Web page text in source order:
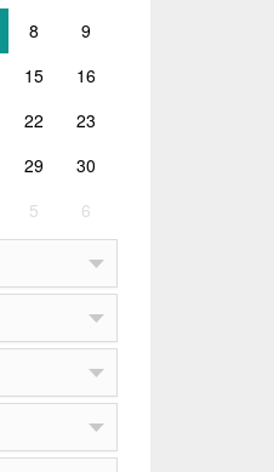
8
9
15
16
22
23
29
30
5 6